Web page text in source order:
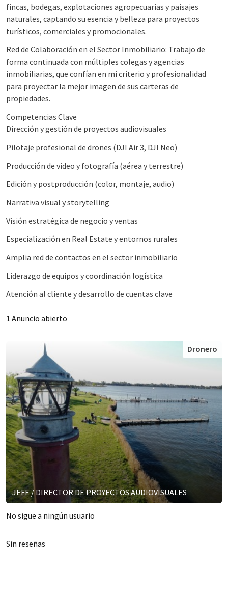
fincas, bodegas, explotaciones agropecuarias y paisajes
naturales, captando su esencia y belleza para proyectos
turísticos, comerciales y promocionales.
Red de Colaboración en el Sector Inmobiliario: Trabajo de
forma continuada con múltiples colegas y agencias
inmobiliarias, que confían en mi criterio y profesionalidad
para proyectar la mejor imagen de sus carteras de
propiedades.
Competencias Clave
Dirección y gestión de proyectos audiovisuales
Pilotaje profesional de drones (DJI Air 3, DJI Neo)
Producción de video y fotografía (aérea y terrestre)
Edición y postproducción (color, montaje, audio)
Narrativa visual y storytelling
Visión estratégica de negocio y ventas
Especialización en Real Estate y entornos rurales
Amplia red de contactos en el sector inmobiliario
Liderazgo de equipos y coordinación logística
Atención al cliente y desarrollo de cuentas clave
1 Anuncio abierto
JEFE / DIRECTOR DE PROYECTOS AUDIOVISUALES
Dronero
No sigue a ningún usuario
Sin reseñas